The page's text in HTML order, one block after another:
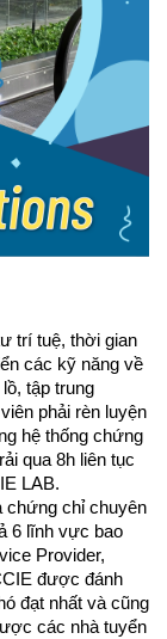
trí tuệ, thời gian
các kỹ năng về
tập trung
phải rèn luyện
hệ thống chứng
qua 8h liên tục
LAB.
chứng chỉ chuyên
6 lĩnh vực bao
Provider,
được đánh
đạt nhất và cũng
các nhà tuyển